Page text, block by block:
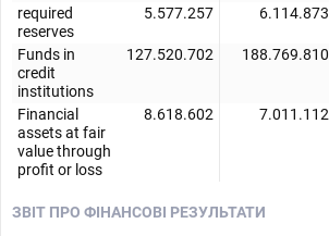
required
reserves
5.577.257 6.114.873
Funds in
credit
institutions
127.520.702 188.769.810
Financial
assets at fair
value through
profit or loss
8.618.602 7.011.112
ЗВІТ ПРО ФІНАНСОВІ РЕЗУЛЬТАТИ